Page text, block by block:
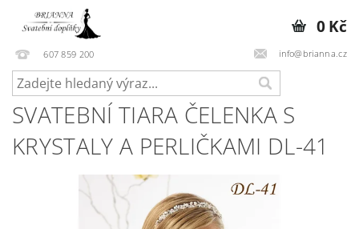
607 859 200 info@brianna.cz
0 Kč
SVATEBNÍ TIARA ČELENKA S
KRYSTALY A PERLIČKAMI DL-41